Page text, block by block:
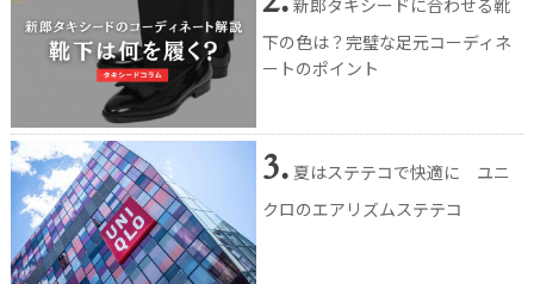
新郎タキシードに合わせる靴
下の色は？完璧な足元コーディネ
ートのポイント
3. 夏はステテコで快適に ユニ
クロのエアリズムステテコ